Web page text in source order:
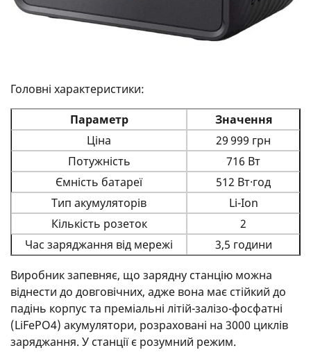
Головні характеристики:
Параметр
Значення
Ціна
29 999 грн
Потужність
716 Вт
Ємність батареї
512 Вт·год
Тип акумуляторів
Li-Ion
Кількість розеток
2
Час заряджання від мережі
3,5 години
Виробник запевняє, що зарядну станцію можна
віднести до довговічних, адже вона має стійкий до
падінь корпус та преміальні літій-залізо-фосфатні
(LiFePO4) акумулятори, розраховані на 3000 циклів
заряджання. У станції є розумний режим.